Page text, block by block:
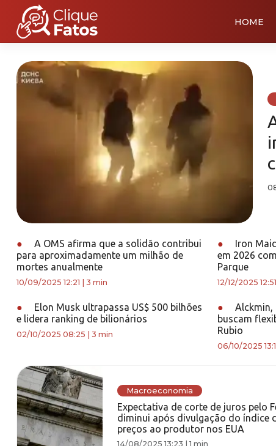
HOME
●
A OMS afirma que a solidão contribui
para aproximadamente um milhão de
mortes anualmente
10/09/2025 12:21 3 min
●
Iron
em 2026
Parque
12/12/2025 12:51
●
Elon Musk ultrapassa US$ 500 bilhões
e lidera ranking de bilionários
02/10/2025 08:25 3 min
●
Alckmin,
buscam
Rubio
06/10/2025
Macroeconomia
Expectativa de corte de juros pelo
diminui após divulgação do índice
preços ao produtor nos EUA
14/08/2025 13:23 |1 min